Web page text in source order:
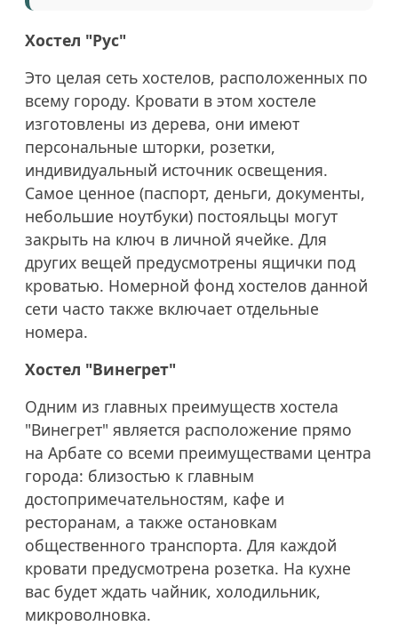
Хостел "Рус"
Это целая сеть хостелов, расположенных по
всему городу. Кровати в этом хостеле
изготовлены из дерева, они имеют
персональные шторки, розетки,
индивидуальный источник освещения.
Самое ценное (паспорт, деньги, документы,
небольшие ноутбуки) постояльцы могут
закрыть на ключ в личной ячейке. Для
других вещей предусмотрены ящички под
кроватью. Номерной фонд хостелов данной
сети часто также включает отдельные
номера.
Хостел "Винегрет"
Одним из главных преимуществ хостела
"Винегрет" является расположение прямо
на Арбате со всеми преимуществами центра
города: близостью к главным
достопримечательностям, кафе и
ресторанам, а также остановкам
общественного транспорта. Для каждой
кровати предусмотрена розетка. На кухне
вас будет ждать чайник, холодильник,
микроволновка.